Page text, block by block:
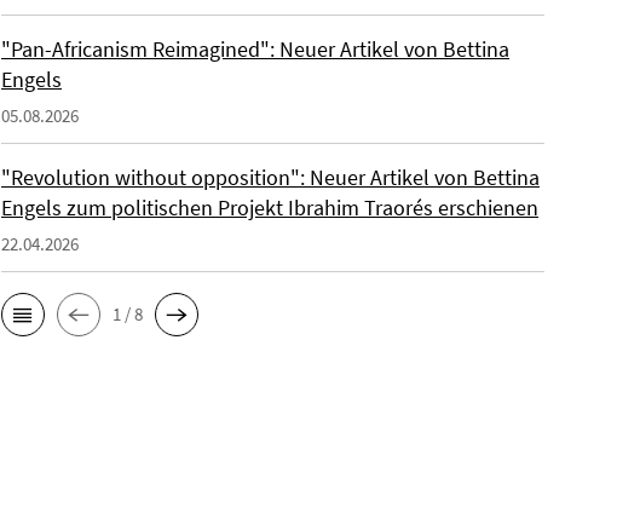
"Pan-Africanism Reimagined": Neuer Artikel von Bettina
Engels
05.08.2026
"Revolution without opposition": Neuer Artikel von Bettina
Engels zum politischen Projekt Ibrahim Traorés erschienen
22.04.2026
1 / 8